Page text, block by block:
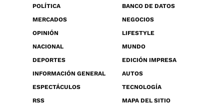
POLÍTICA
BANCO DE DATOS
MERCADOS
NEGOCIOS
OPINIÓN
LIFESTYLE
NACIONAL
MUNDO
DEPORTES
EDICIÓN IMPRESA
INFORMACIÓN GENERAL
AUTOS
ESPECTÁCULOS
TECNOLOGÍA
RSS
MAPA DEL SITIO